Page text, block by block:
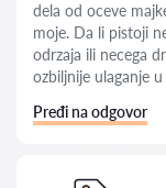
dela od oceve
moje. Da li pistoji
odrzaja ili necega
ozbiljnije ulaganje
Pređi na odgovor